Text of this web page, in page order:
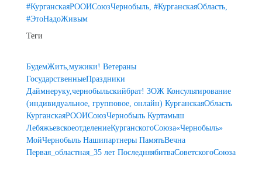
#КурганскаяРООИСоюзЧернобыль, #КурганскаяОбласть,
#ЭтоНадоЖивым
Теги
БудемЖить,мужики! Ветераны
ГосударственныеПраздники
Даймнеруку,чернобыльскийбрат! ЗОЖ Консультирование
(индивидуальное, групповое, онлайн) КурганскаяОбласть
КурганскаяРООИСоюзЧернобыль Куртамыш
ЛебяжьевскоеотделениеКурганскогоСоюза«Чернобыль»
МойЧернобыль Нашипартнеры ПамятьВечна
Первая_областная_35 лет ПоследняябитваСоветскогоСоюза